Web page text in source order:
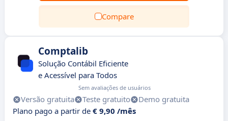
Compare
Comptalib
Solução Contábil Eficiente
e Acessível para Todos
Sem avaliações de usuários
Versão gratuita Teste gratuito
Demo gratuita
Plano pago a partir de € 9,90 /mês